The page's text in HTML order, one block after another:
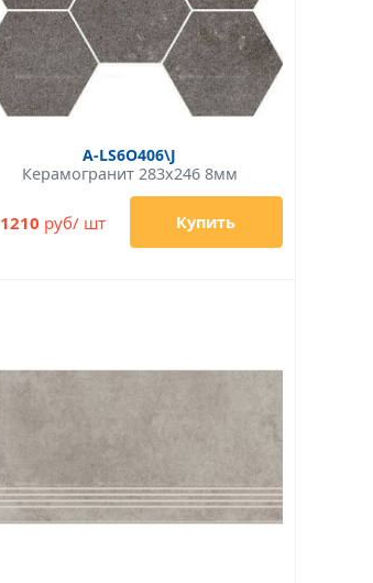
A-LS6O406\J
Керамогранит 283x246 8мм
1210 руб/ шт Купить